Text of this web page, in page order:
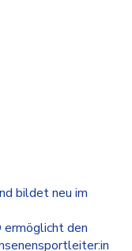
bildet neu im
ermöglicht den